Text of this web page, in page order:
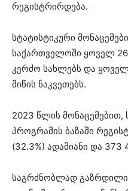
რეგისტრირდება.
სტატისტიკური
საქართველოში ყოველ 26
კერძო სახლებს და
მიწის ნაკვეთებს.
2023 წლის
პროგრამის ბაზაში
(32.3%) ადამიანი და 373
საგრძნობლად